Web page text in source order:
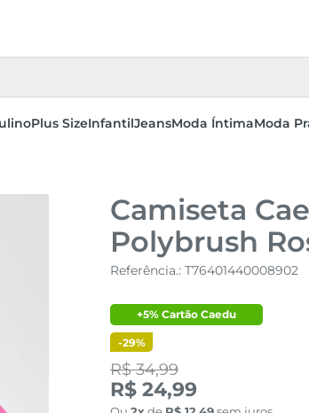
Plus SizeInfantilJeansModa ÍntimaModa
Camiseta
Polybrush
Referência.: T76401440008902
+5% Cartão Caedu
-29%
R$ 34,99
R$ 24,99